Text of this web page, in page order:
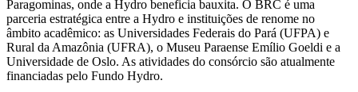
Paragominas, onde a Hydro beneficia bauxita. O BRC é uma
parceria estratégica entre a Hydro e instituições de renome no
âmbito acadêmico: as Universidades Federais do Pará (UFPA) e
Rural da Amazônia (UFRA), o Museu Paraense Emílio Goeldi e a
Universidade de Oslo. As atividades do consórcio são atualmente
financiadas pelo Fundo Hydro.